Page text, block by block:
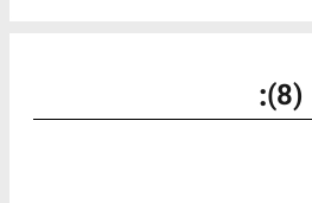
(8)
: